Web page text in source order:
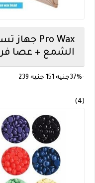
Pro Wax جهاز
الشمع + عصا
-37% جنيه 151 جنيه 239
(4)